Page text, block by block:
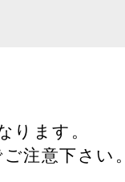
ります。
注意下さい。